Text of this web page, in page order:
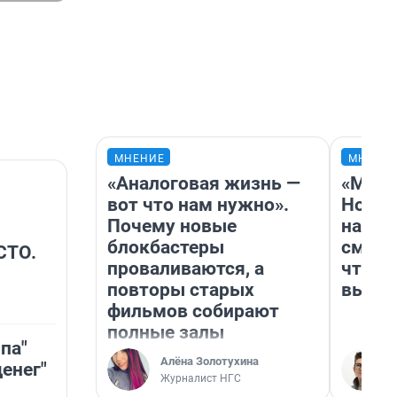
МНЕНИЕ
«Аналоговая жизнь —
вот что нам нужно».
Почему новые
блокбастеры
проваливаются, а
повторы старых
фильмов собирают
полные залы
Алёна Золотухина
Журналист НГС
«Мы